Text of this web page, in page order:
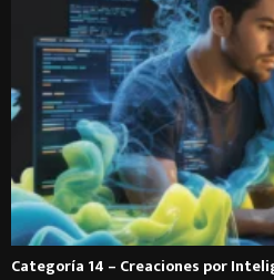
Categoría 14 – Creaciones por